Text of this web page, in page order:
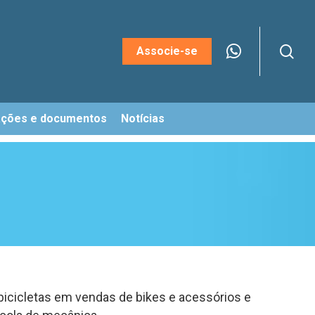
Associe-se
e documentos Notícias
em vendas de bikes e acessórios e